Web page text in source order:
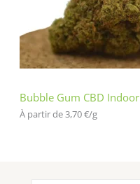
Bubble Gum CBD Indoor
À partir de 3,70€/g